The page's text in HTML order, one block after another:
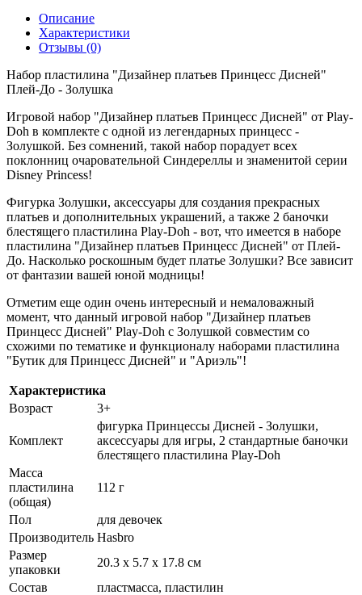
Описание
Характеристики
Отзывы (0)
Набор пластилина "Дизайнер платьев Принцесс Дисней"
Плей-До - Золушка
Игровой набор "Дизайнер платьев Принцесс Дисней" от Play-
Doh в комплекте с одной из легендарных принцесс -
Золушкой. Без сомнений, такой набор порадует всех
поклонниц очаровательной Синдереллы и знаменитой серии
Disney Princess!
Фигурка Золушки, аксессуары для создания прекрасных
платьев и дополнительных украшений, а также 2 баночки
блестящего пластилина Play-Doh - вот, что имеется в наборе
пластилина "Дизайнер платьев Принцесс Дисней" от Плей-
До. Насколько роскошным будет платье Золушки? Все зависит
от фантазии вашей юной модницы!
Отметим еще один очень интересный и немаловажный
момент, что данный игровой набор "Дизайнер платьев
Принцесс Дисней" Play-Doh с Золушкой совместим со
схожими по тематике и функционалу наборами пластилина
"Бутик для Принцесс Дисней" и "Ариэль"!
Характеристика
Возраст
3+
Комплект
фигурка Принцессы Дисней - Золушки,
аксессуары для игры, 2 стандартные баночки
блестящего пластилина Play-Doh
Масса
пластилина
(общая)
112 г
Пол
для девочек
Производитель Hasbro
Размер
упаковки
20.3 х 5.7 х 17.8 см
Состав
пластмасса, пластилин